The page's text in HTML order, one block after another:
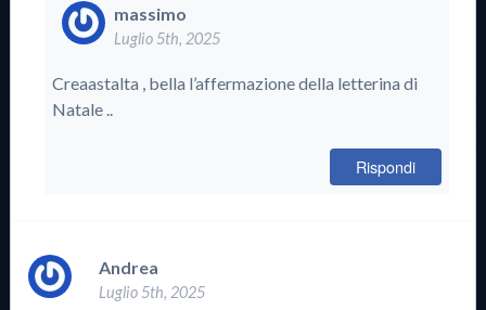
massimo
Luglio 5th, 2025
Creaastalta , bella l’affermazione della letterina di
Natale ..
Rispondi
Andrea
Luglio 5th, 2025